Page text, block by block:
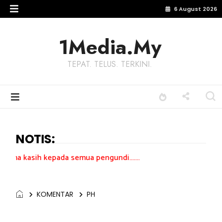
6 August 2026
1Media.My
TEPAT. TELUS. TERKINI.
NOTIS:
semua pengundi.......
KOMENTAR PH